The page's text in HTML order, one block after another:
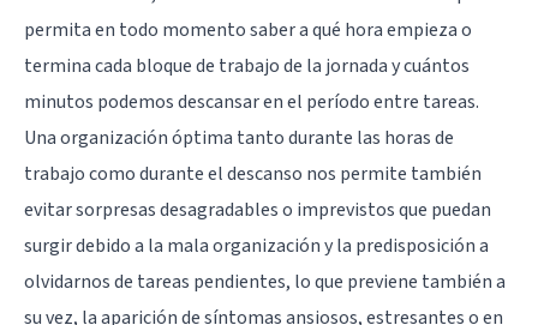
permita en todo momento saber a qué hora empieza o
termina cada bloque de trabajo de la jornada y cuántos
minutos podemos descansar en el período entre tareas.
Una organización óptima tanto durante las horas de
trabajo como durante el descanso nos permite también
evitar sorpresas desagradables o imprevistos que puedan
surgir debido a la mala organización y la predisposición a
olvidarnos de tareas pendientes, lo que previene también a
su vez, la aparición de síntomas ansiosos, estresantes o en